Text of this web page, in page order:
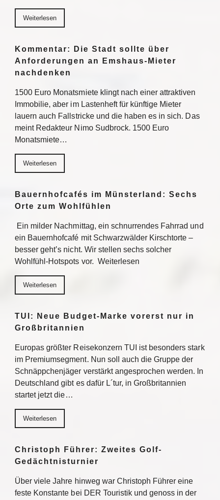
Weiterlesen
Kommentar: Die Stadt sollte über
Anforderungen an Emshaus-Mieter
nachdenken
1500 Euro Monatsmiete klingt nach einer attraktiven
Immobilie, aber im Lastenheft für künftige Mieter
lauern auch Fallstricke und die haben es in sich. Das
meint Redakteur Nimo Sudbrock. 1500 Euro
Monatsmiete…
Weiterlesen
Bauernhofcafés im Münsterland: Sechs
Orte zum Wohlfühlen
Ein milder Nachmittag, ein schnurrendes Fahrrad und
ein Bauernhofcafé mit Schwarzwälder Kirschtorte –
besser geht’s nicht. Wir stellen sechs solcher
Wohlfühl-Hotspots vor. Weiterlesen
Weiterlesen
TUI: Neue Budget-Marke vorerst nur in
Großbritannien
Europas größter Reisekonzern TUI ist besonders stark
im Premiumsegment. Nun soll auch die Gruppe der
Schnäppchenjäger verstärkt angesprochen werden. In
Deutschland gibt es dafür L´tur, in Großbritannien
startet jetzt die…
Weiterlesen
Christoph Führer: Zweites Golf-
Gedächtnisturnier
Über viele Jahre hinweg war Christoph Führer eine
feste Konstante bei DER Touristik und genoss in der